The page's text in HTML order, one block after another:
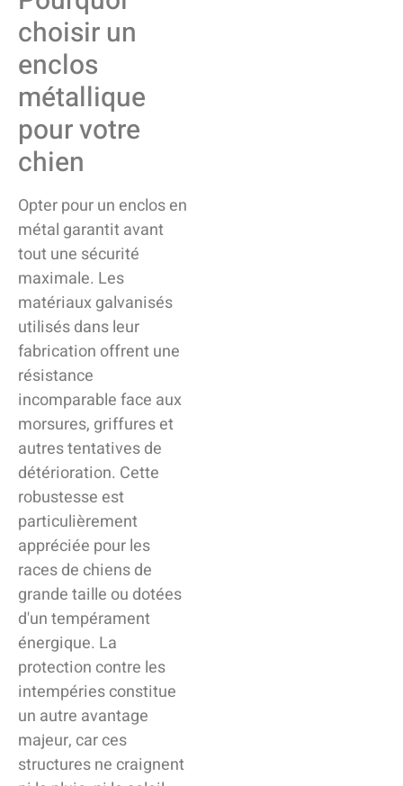
choisir un
enclos
métallique
pour votre
chien
Opter pour un enclos en
métal garantit avant
tout une sécurité
maximale. Les
matériaux galvanisés
utilisés dans leur
fabrication offrent une
résistance
incomparable face aux
morsures, griffures et
autres tentatives de
détérioration. Cette
robustesse est
particulièrement
appréciée pour les
races de chiens de
grande taille ou dotées
d'un tempérament
énergique. La
protection contre les
intempéries constitue
un autre avantage
majeur, car ces
structures ne craignent